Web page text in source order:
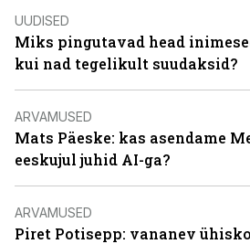
UUDISED
Miks pingutavad head
kui nad tegelikult suudaksid?
ARVAMUSED
Mats Päeske: kas asendame
eeskujul juhid AI-ga?
ARVAMUSED
Piret Potisepp: vananev